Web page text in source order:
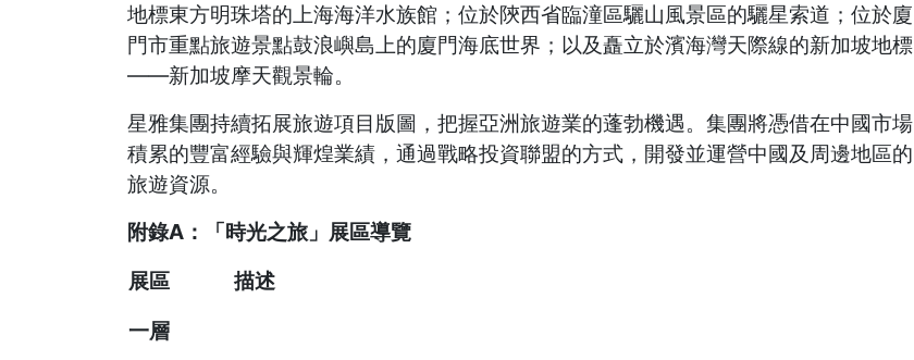
地標東方明珠塔的上海海洋水族館；位於陝西省臨潼區驪山風景區的驪星索道；位於廈
門市重點旅遊景點鼓浪嶼島上的廈門海底世界；以及矗立於濱海灣天際線的新加坡地標
——新加坡摩天觀景輪。
星雅集團持續拓展旅遊項目版圖，把握亞洲旅遊業的蓬勃機遇。集團將憑借在中國市場
積累的豐富經驗與輝煌業績，通過戰略投資聯盟的方式，開發並運營中國及周邊地區的
旅遊資源。
附錄A ：「時光之旅」 展區導覽
展區
描述
一層